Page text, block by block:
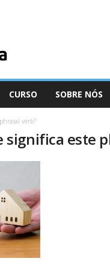
CURSO SOBRE NÓS
verb?
significa este